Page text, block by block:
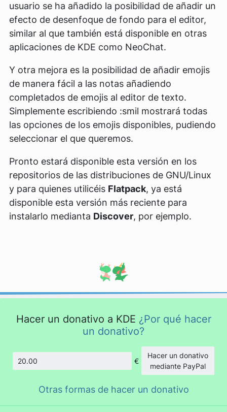
usuario se ha añadido la posibilidad de añadir un
efecto de desenfoque de fondo para el editor,
similar al que también está disponible en otras
aplicaciones de KDE como NeoChat.
Y otra mejora es la posibilidad de añadir emojis
de manera fácil a las notas añadiendo
completados de emojis al editor de texto.
Simplemente escribiendo :smil mostrará todas
las opciones de los emojis disponibles, pudiendo
seleccionar el que queremos.
Pronto estará disponible esta versión en los
repositorios de las distribuciones de GNU/Linux
y para quienes utilicéis Flatpack, ya está
disponible esta versión más reciente para
instalarlo medianta Discover, por ejemplo.
Hacer un donativo a KDE ¿Por qué hacer
un donativo?
Cantidad
€
Hacer un donativo
mediante PayPal
Otras formas de hacer un donativo